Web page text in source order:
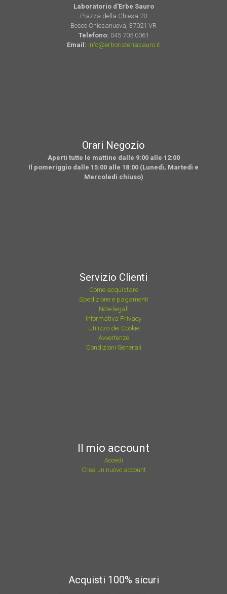
Laboratorio d'Erbe Sauro
Piazza della Chiesa 20
Bosco Chiesanuova, 37021 VR
Telefono: 045 705 0061
Email: info@erboristeriasauro.it
Orari Negozio
Aperti tutte le mattine dalle 9:00 alle 12:00
Il pomeriggio dalle 15:00 alle 18:00 (Lunedì, Martedì e
Mercoledì chiuso)
Servizio Clienti
Come acquistare
Spedizione e pagamenti
Note legali
Informativa Privacy
Utilizzo dei Cookie
Avvertenze
Condizioni Generali
Il mio account
Accedi
Crea un nuovo account
Acquisti 100% sicuri